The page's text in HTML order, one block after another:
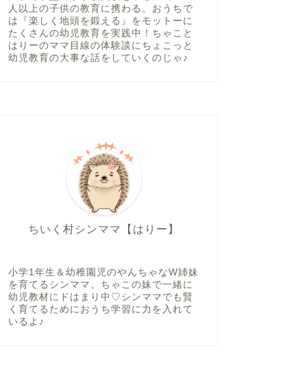
人以上の子供の教育に携わる。おうちで
は『楽しく地頭を鍛える』をモットーに
たくさんの幼児教育を実践中！ちゃこと
はりーのママ目線の体験談にちょこっと
幼児教育の大事な話をしていくのじゃ♪
ちいく村シンママ【はりー】
小学1年生＆幼稚園児のやんちゃなW姉妹
を育てるシンママ。ちゃこの妹で一緒に
幼児教材にドはまり中♡シンママでも賢
く育てるためにおうち学習に力を入れて
いるよ♪